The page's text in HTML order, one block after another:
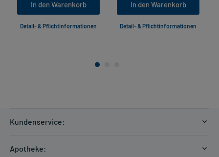
In den Warenkorb
Detail- & Pflichtinformationen
In den Warenkorb
Detail- & Pflichtinformationen
Kundenservice:
Apotheke: